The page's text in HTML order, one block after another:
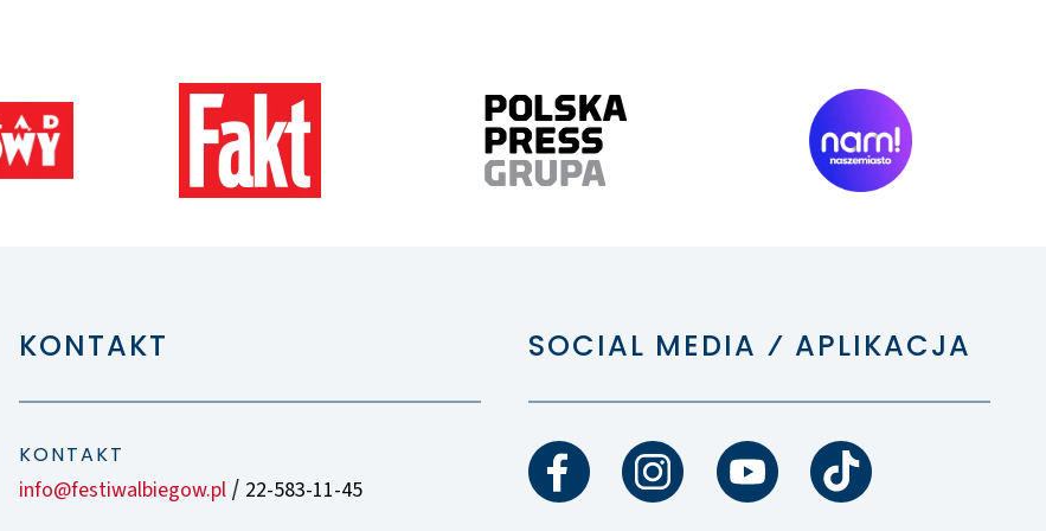
KONTAKT
KONTAKT
info@festiwalbiegow.pl/ 22-583-11-45
SOCIAL MEDIA ⁄ APLIKACJA